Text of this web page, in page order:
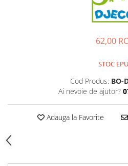
62,00
STOC
Cod Produs: BO-
Ai nevoie de ajutor?
Adauga la Favorite